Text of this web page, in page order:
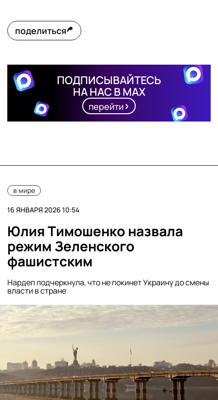
поделиться
ПОДПИСЫВАЙТЕСЬ
НА НАС В MAX
перейти
в мире
16 ЯНВАРЯ 2026 10:54
Юлия Тимошенко назвала
режим Зеленского
фашистским
Нардеп подчеркнула, что не покинет Украину до смены
власти в стране